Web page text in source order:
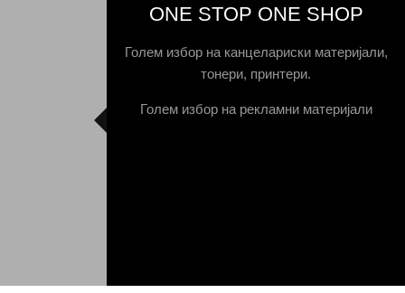
ONE STOP ONE SHOP
Голем избор на канцелариски материјали,
тонери, принтери.
Голем избор на рекламни материјали